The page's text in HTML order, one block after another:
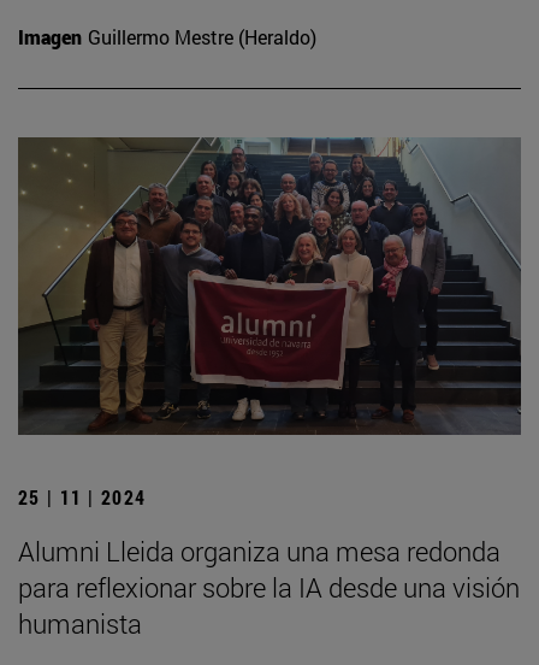
Imagen Guillermo Mestre (Heraldo)
25 | 11 | 2024
Alumni Lleida organiza una mesa redonda
para reflexionar sobre la IA desde una visión
humanista